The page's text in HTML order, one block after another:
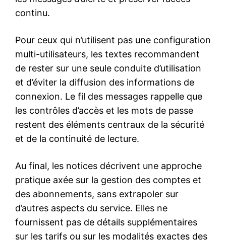
continu.
Pour ceux qui n’utilisent pas une configuration
multi-utilisateurs, les textes recommandent
de rester sur une seule conduite d’utilisation
et d’éviter la diffusion des informations de
connexion. Le fil des messages rappelle que
les contrôles d’accès et les mots de passe
restent des éléments centraux de la sécurité
et de la continuité de lecture.
Au final, les notices décrivent une approche
pratique axée sur la gestion des comptes et
des abonnements, sans extrapoler sur
d’autres aspects du service. Elles ne
fournissent pas de détails supplémentaires
sur les tarifs ou sur les modalités exactes des